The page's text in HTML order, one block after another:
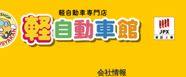
会社情報